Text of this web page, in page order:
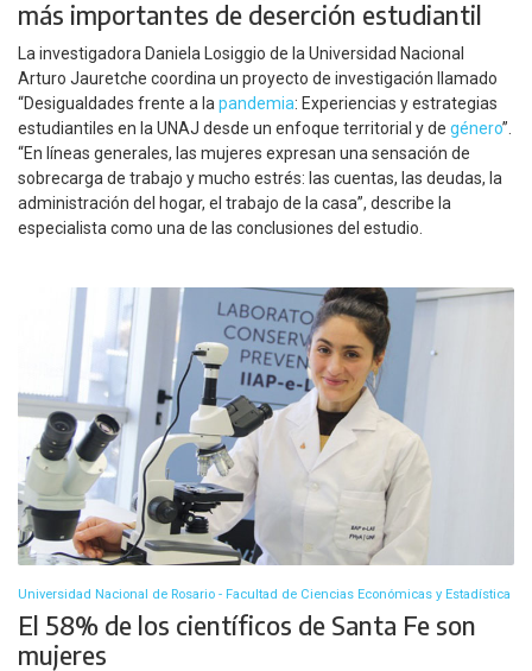
más importantes de deserción estudiantil
La investigadora Daniela Losiggio de la Universidad Nacional
Arturo Jauretche coordina un proyecto de investigación llamado
“Desigualdades frente a la pandemia: Experiencias y estrategias
estudiantiles en la UNAJ desde un enfoque territorial y de género”.
“En líneas generales, las mujeres expresan una sensación de
sobrecarga de trabajo y mucho estrés: las cuentas, las deudas, la
administración del hogar, el trabajo de la casa”, describe la
especialista como una de las conclusiones del estudio.
Universidad Nacional de Rosario - Facultad de Ciencias Económicas y Estadística
El 58% de los científicos de Santa Fe son
mujeres